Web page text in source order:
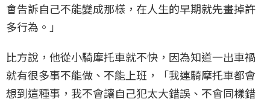
會告訴自己不能變成那樣，在人生的早期就先畫掉許
多行為。」
比方說，他從小騎摩托車就不快，因為知道一出車禍
就有很多事不能做、不能上班，「我連騎摩托車都會
想到這種事，我不會讓自己犯太大錯誤、不會同樣錯